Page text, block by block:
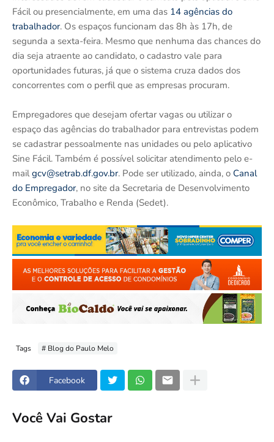
Fácil ou presencialmente, em uma das 14 agências do
trabalhador. Os espaços funcionam das 8h às 17h, de
segunda a sexta-feira. Mesmo que nenhuma das chances do
dia seja atraente ao candidato, o cadastro vale para
oportunidades futuras, já que o sistema cruza dados dos
concorrentes com o perfil que as empresas procuram.
Empregadores que desejam ofertar vagas ou utilizar o
espaço das agências do trabalhador para entrevistas podem
se cadastrar pessoalmente nas unidades ou pelo aplicativo
Sine Fácil. Também é possível solicitar atendimento pelo e-
mailgcv@setrab.df.gov.br. Pode ser utilizado, ainda, o Canal
do Empregador, no site da Secretaria de Desenvolvimento
Econômico, Trabalho e Renda (Sedet).
Tags # Blog do Paulo Melo
Facebook
Você Vai Gostar